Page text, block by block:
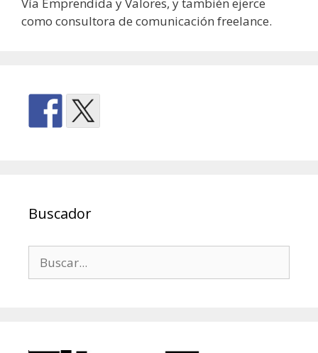
como consultora de comunicación freelance.
Buscador